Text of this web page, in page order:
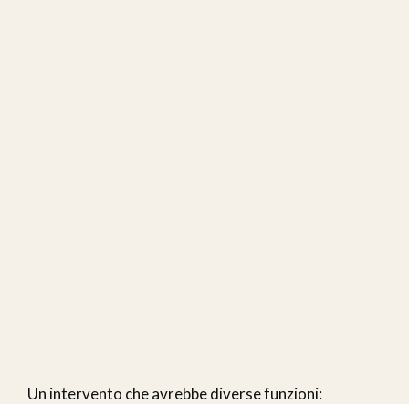
Un intervento che avrebbe diverse funzioni: